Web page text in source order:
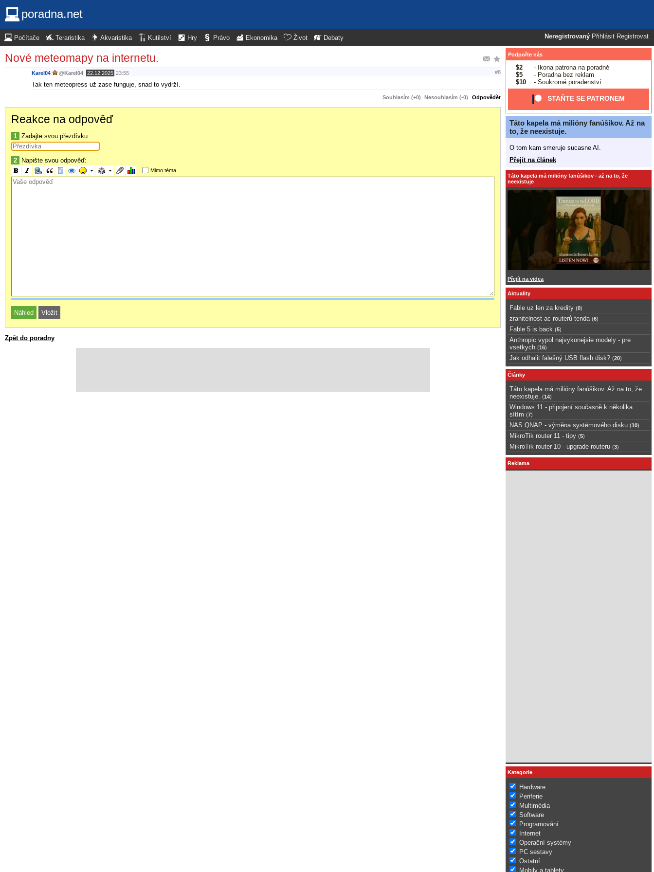
poradna.net
Neregistrovaný Přihlásit Registrovat
Počítače Teraristika Akvaristika Kutilství Hry Právo Ekonomika Život Debaty
Nové meteomapy na internetu.
Karel04 @Karel04 22.12.2025 23:55 #8
Tak ten meteopress už zase funguje, snad to vydrží.
Souhlasím (+0) Nesouhlasím (-0) Odpovědět
Reakce na odpověď
1 Zadajte svou přezdívku:
2 Napište svou odpověď:
Mimo téma
Zpět do poradny
Podpořte nás
$2
- Ikona patrona na poradně
$5
- Poradna bez reklam
$10
- Soukromé poradenství
STAŇTE SE PATRONEM
Táto kapela má milióny fanúšikov. Až na
to, že neexistuje.
O tom kam smeruje sucasne AI.
Přejít na článek
Táto kapela má milióny fanúšikov - až na to, že
neexistuje
Přejít na videa
Aktuality
Fable uz len za kredity (0)
zranitelnost ac routerů tenda (6)
Fable 5 is back (5)
Anthropic vypol najvykonejsie modely - pre
vsetkych (16)
Jak odhalit falešný USB flash disk? (20)
Články
Táto kapela má milióny fanúšikov. Až na to, že
neexistuje.
(14)
Windows 11 - připojení současně k několika
sítím (7)
NAS QNAP - výměna systémového disku (10)
MikroTik router 11 - tipy (5)
MikroTik router 10 - upgrade routeru (3)
Reklama
Kategorie
Hardware
Periferie
Multimédia
Software
Programování
Internet
Operační systémy
PC sestavy
Ostatní
Mobily a tablety